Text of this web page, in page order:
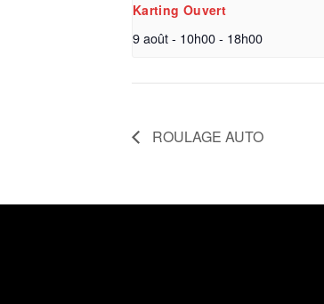
Karting Ouvert
9 août - 10h00- 18h00
ROULAGE AUTO